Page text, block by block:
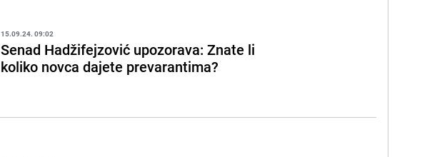
15.09.24. 09:02
Senad Hadžifejzović upozorava: Znate li
koliko novca dajete prevarantima?